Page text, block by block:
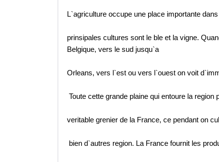
L`agriculture occupe une place importante
prinsipales cultures sont le ble et la vigne.
Belgique, vers le sud jusqu`a
Orleans, vers l`est ou vers l`ouest on voit
Toute cette grande plaine qui entoure la region
veritable grenier de la France, ce pendant on
bien d`autres region. La France fournit les